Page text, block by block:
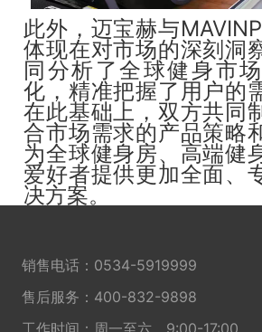
此外，迈宝赫与
体现在对市场的深刻洞
同分析了全球健身市
化，精准把握了用户的
在此基础上，双方共同
合市场需求的产品策略
为全球健身房、高端健
爱好者提供更加全面、
决方案。
销售电话： 0534-5919999
售后服务： 400-832-9898